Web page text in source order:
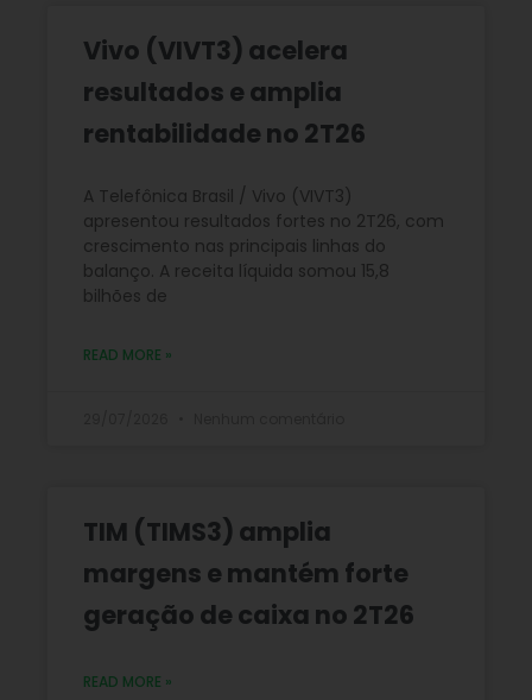
Vivo (VIVT3) acelera
resultados e amplia
rentabilidade no 2T26
A Telefônica Brasil / Vivo (VIVT3)
apresentou resultados fortes no 2T26, com
crescimento nas principais linhas do
balanço. A receita líquida somou 15,8
bilhões de
READ MORE »
TIM (TIMS3) amplia
margens e mantém forte
geração de caixa no 2T26
READ MORE »